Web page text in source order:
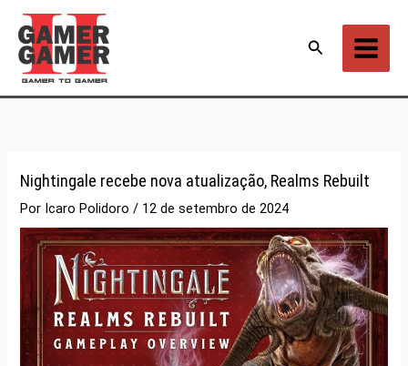
para
conteúdo
Pesquisar
Nightingale recebe nova atualização, Realms Rebuilt
Por Icaro Polidoro/ 12 de setembro de 2024